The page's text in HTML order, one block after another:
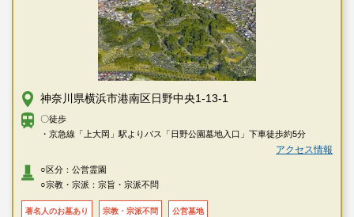
神奈川県横浜市港南区日野中央1-13-1
〇徒歩
・京急線「上大岡」駅よりバス「日野公園墓地入口」下車徒歩約5分
アクセス情報
○区分：公営霊園
○宗教・宗派：宗旨・宗派不問
著名人のお墓あり 宗教・宗派不問 公営墓地